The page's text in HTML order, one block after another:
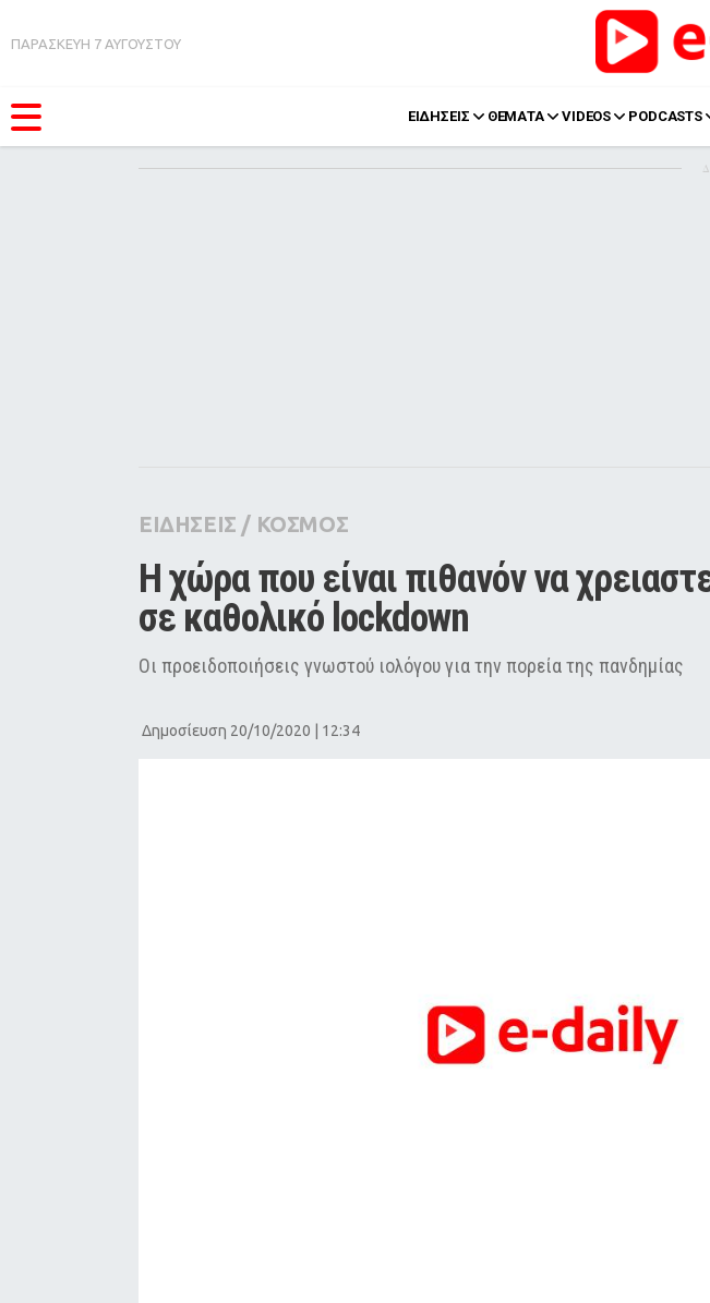
ΠΑΡΑΣΚΕΥΗ 7 ΑΥΓΟΥΣΤΟΥ
ΕΙΔΗΣΕΙΣ ΘΕΜΑΤΑ VIDEOS PODCASTS
Pop Culture
Agenda
ΕΙΔΗΣΕΙΣ / ΚΟΣΜΟΣ
Η χώρα που είναι πιθανόν να
σε καθολικό lockdown
Οι προειδοποιήσεις γνωστού ιολόγου για την πορεία της πανδημίας
Δημοσίευση 20/10/2020 | 12:34